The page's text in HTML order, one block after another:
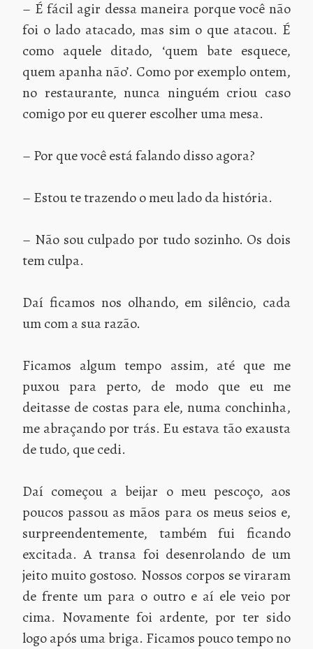
– É fácil agir dessa maneira porque você não
foi o lado atacado, mas sim o que atacou. É
como aquele ditado, ‘quem bate esquece,
quem apanha não’. Como por exemplo ontem,
no restaurante, nunca ninguém criou caso
comigo por eu querer escolher uma mesa.
– Por que você está falando disso agora?
– Estou te trazendo o meu lado da história.
– Não sou culpado por tudo sozinho. Os dois
tem culpa.
Daí ficamos nos olhando, em silêncio, cada
um com a sua razão.
Ficamos algum tempo assim, até que me
puxou para perto, de modo que eu me
deitasse de costas para ele, numa conchinha,
me abraçando por trás. Eu estava tão exausta
de tudo, que cedi.
Daí começou a beijar o meu pescoço, aos
poucos passou as mãos para os meus seios e,
surpreendentemente, também fui ficando
excitada. A transa foi desenrolando de um
jeito muito gostoso. Nossos corpos se viraram
de frente um para o outro e aí ele veio por
cima. Novamente foi ardente, por ter sido
logo após uma briga. Ficamos pouco tempo no